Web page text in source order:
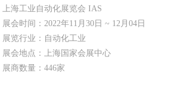
上海工业自动化展览会 IAS
展会时间：2022年11月30日 ~ 12月04日
展览行业：自动化工业
展会地点：上海国家会展中心
展商数量：446家